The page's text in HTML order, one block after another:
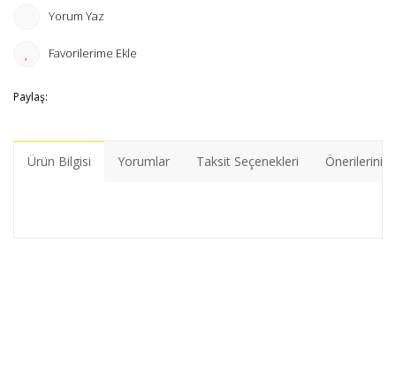
Yorum Yaz
Paylaş:
Ürün Bilgisi Yorumlar Taksit Seçenekleri Önerileriniz